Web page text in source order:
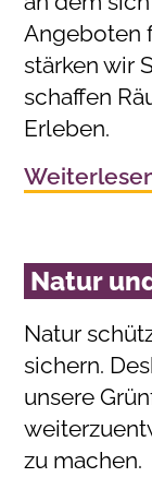
Angeboten
stärken wir
schaffen
Erleben.
Natur
Natur
sichern.
unsere
zu machen.